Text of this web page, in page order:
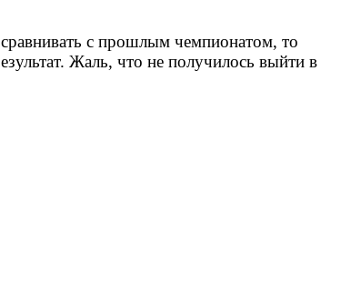
с прошлым чемпионатом, то
Жаль, что не получилось выйти в